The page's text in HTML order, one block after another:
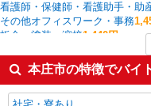
看護師・保健師・看護助手・助
その他オフィスワーク・事務
板金・塗装・溶接1,440円
保育士・保育補助1,433円
製造・組立・加工1,428円
フォークリフト1,403円
本庄市の特徴でバイ